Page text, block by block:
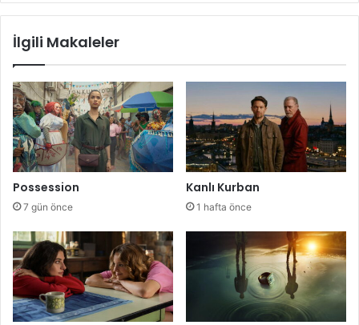
İlgili Makaleler
Possession
7 gün önce
Kanlı Kurban
1 hafta önce